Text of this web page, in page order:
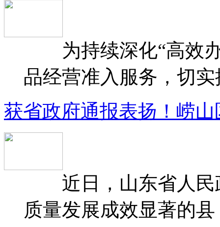
为持续深化“高效办
品经营准入服务，切
获省政府通报表扬！崂
近日，山东省人民
质量发展成效显著的